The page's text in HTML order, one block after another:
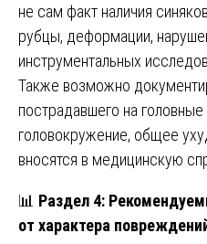
не сам факт наличия
рубцы, деформации,
инструментальных
Также возможно
пострадавшего на головные
головокружение, общее
вносятся в медицинскую
📊 Раздел 4:
от характера